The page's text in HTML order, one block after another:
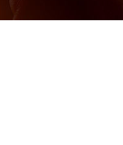
오시는 길